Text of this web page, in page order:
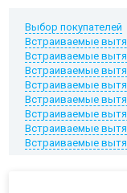
Выбор покупателей
Встраиваемые
Встраиваемые
Встраиваемые
Встраиваемые
Встраиваемые
Встраиваемые
Встраиваемые
Встраиваемые